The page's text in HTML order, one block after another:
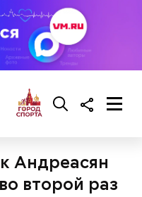
Андреасян
второй раз
системой;